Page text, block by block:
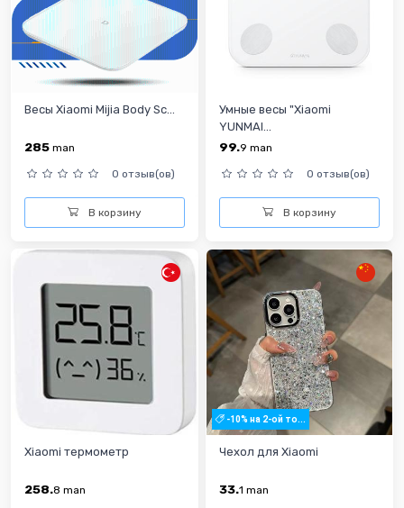
Весы Xiaomi Mijia Body Sc...
285 man
0 отзыв(ов)
В корзину
Умные весы "Xiaomi
YUNMAI...
99.9 man
0 отзыв(ов)
В корзину
Xiaomi термометр
258.8 man
-10% на 2-ой то...
Чехол для Xiaomi
33.1 man